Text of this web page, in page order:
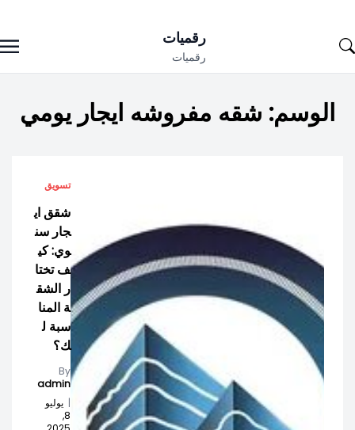
to
رقميات
رقميات
الوسم: شقه مفروشه ايجار يومي
تسويق
شقق اي
جار سن
وي: كي
ف تختا
ر الشق
ة المنا
سبة ل
ك؟
By
admin
| يوليو
8,